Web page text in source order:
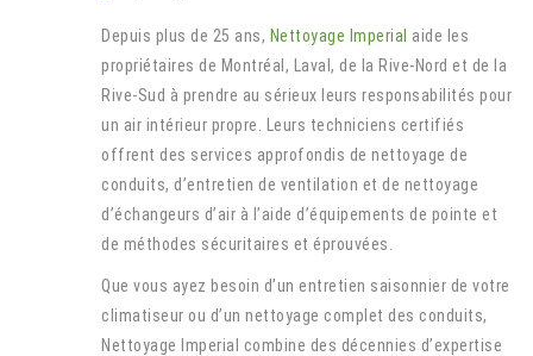
Depuis plus de 25 ans, Nettoyage Imperial aide les
propriétaires de Montréal, Laval, de la Rive-Nord et de la
Rive-Sud à prendre au sérieux leurs responsabilités pour
un air intérieur propre. Leurs techniciens certifiés
offrent des services approfondis de nettoyage de
conduits, d’entretien de ventilation et de nettoyage
d’échangeurs d’air à l’aide d’équipements de pointe et
de méthodes sécuritaires et éprouvées.
Que vous ayez besoin d’un entretien saisonnier de votre
climatiseur ou d’un nettoyage complet des conduits,
Nettoyage Imperial combine des décennies d’expertise